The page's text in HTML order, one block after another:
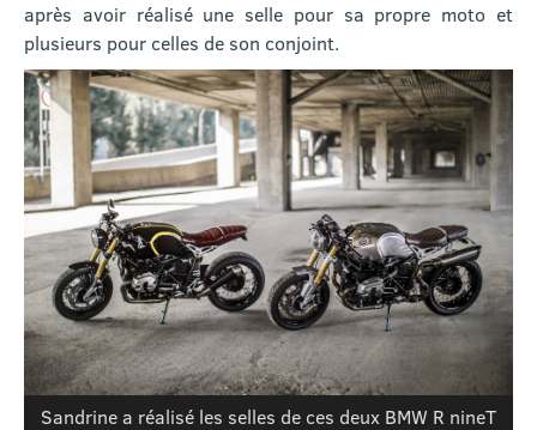
après avoir réalisé une selle pour sa propre moto et
plusieurs pour celles de son conjoint.
Sandrine a réalisé les selles de ces deux BMW R nineT